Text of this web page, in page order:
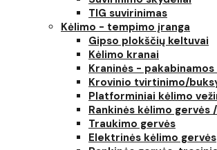
TIG suvirinimas
Kėlimo - tempimo įranga
Gipso plokščių keltuvai
Kėlimo kranai
Kraninės -
Krovinio tvirtinimo/
Platforminiai kėlimo
Rankinės kėlimo gervės
Traukimo gervės
Elektrinės kėlimo gervės